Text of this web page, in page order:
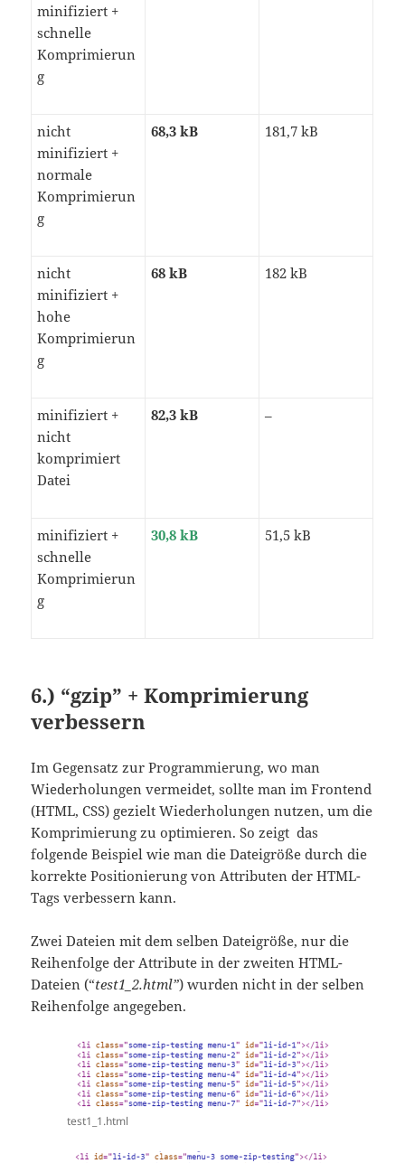
minifiziert +
schnelle
Komprimierun
g
nicht
minifiziert +
normale
Komprimierun
g
68,3 kB 181,7 kB
nicht
minifiziert +
hohe
Komprimierun
g
68 kB 182 kB
minifiziert +
nicht
komprimiert
Datei
82,3 kB –
minifiziert +
schnelle
Komprimierun
g
30,8 kB 51,5 kB
6.) “gzip” + Komprimierung
verbessern
Im Gegensatz zur Programmierung, wo man
Wiederholungen vermeidet, sollte man im Frontend
(HTML, CSS) gezielt Wiederholungen nutzen, um die
Komprimierung zu optimieren. So zeigt das
folgende Beispiel wie man die Dateigröße durch die
korrekte Positionierung von Attributen der HTML-
Tags verbessern kann.
Zwei Dateien mit dem selben Dateigröße, nur die
Reihenfolge der Attribute in der zweiten HTML-
Dateien (“test1_2.html”) wurden nicht in der selben
Reihenfolge angegeben.
test1_1.html